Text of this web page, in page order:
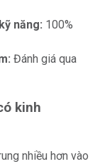
năng: 100%
Đánh giá qua
kinh
nhiều hơn vào